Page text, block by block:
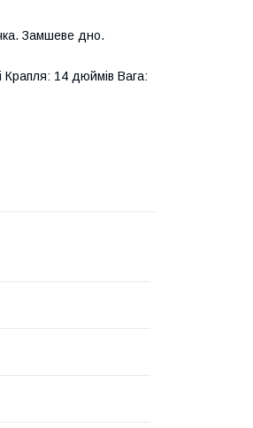
Замшеве дно.
14 дюймів Вага: